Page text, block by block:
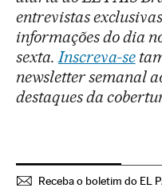
entrevistas
informações do dia
sexta. Inscreva-se
newsletter semanal
destaques da
Receba o boletim do EL